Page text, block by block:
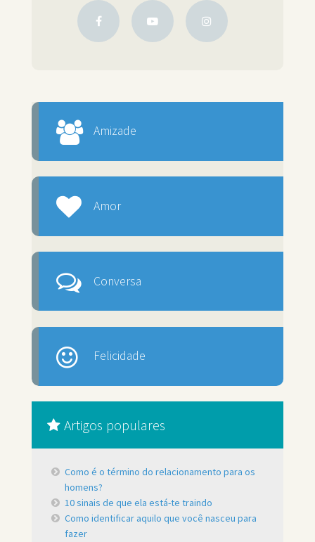
Amizade
Amor
Conversa
Felicidade
Artigos populares
Como é o término do relacionamento para os
homens?
10 sinais de que ela está-te traindo
Como identificar aquilo que você nasceu para
fazer